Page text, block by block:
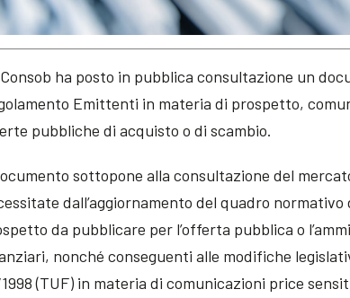
ha posto in pubblica consultazione un
Emittenti in materia di prospetto,
pubbliche di acquisto o di scambio.
sottopone alla consultazione del
dall’aggiornamento del quadro normativo
da pubblicare per l’offerta pubblica o
nonché conseguenti alle modifiche
(TUF) in materia di comunicazioni price